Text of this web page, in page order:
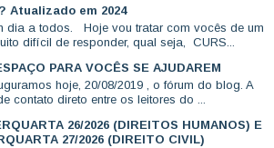
Atualizado em 2024
dia a todos. Hoje vou tratar com vocês de um
difícil de responder, qual seja, CURS...
PARA VOCÊS SE AJUDAREM
hoje, 20/08/2019 , o fórum do blog. A
contato direto entre os leitores do ...
26/2026 (DIREITOS HUMANOS) E
27/2026 (DIREITO CIVIL)